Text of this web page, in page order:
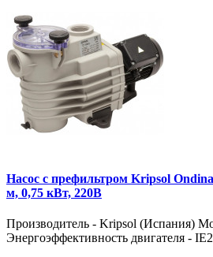
Насос с префильтром Kripsol
м, 0,75 кВт, 220В
Производитель - Kripsol (Испания)
Энергоэффективность двигателя -